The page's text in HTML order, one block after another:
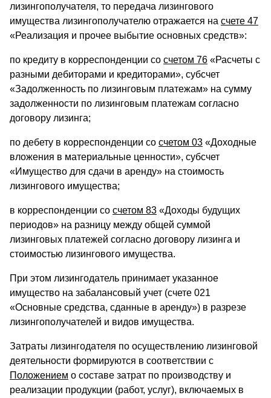
лизингополучателя, то передача лизингового
имущества лизингополучателю отражается на счете 47
«Реализация и прочее выбытие основных средств»:
по кредиту в корреспонденции со счетом 76 «Расчеты с
разными дебиторами и кредиторами», субсчет
«Задолженность по лизинговым платежам» на сумму
задолженности по лизинговым платежам согласно
договору лизинга;
по дебету в корреспонденции со счетом 03 «Доходные
вложения в материальные ценности», субсчет
«Имущество для сдачи в аренду» на стоимость
лизингового имущества;
в корреспонденции со счетом 83 «Доходы будущих
периодов» на разницу между общей суммой
лизинговых платежей согласно договору лизинга и
стоимостью лизингового имущества.
При этом лизингодатель принимает указанное
имущество на забалансовый учет (счете 021
«Основные средства, сданные в аренду») в разрезе
лизингополучателей и видов имущества.
Затраты лизингодателя по осуществлению лизинговой
деятельности формируются в соответствии с
Положением о составе затрат по производству и
реализации продукции (работ, услуг), включаемых в